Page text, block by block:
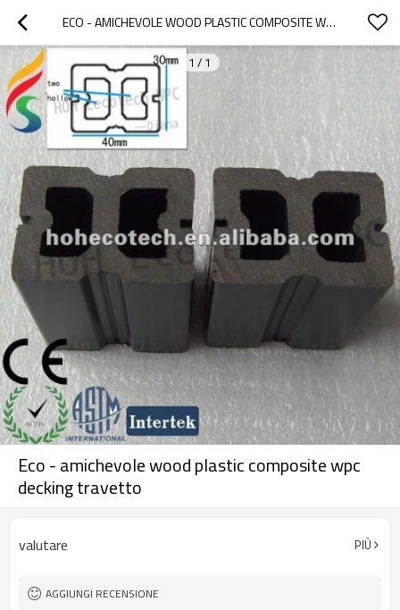
ECO - AMICHEVOLE WOOD PLASTIC COMPOSITE WPC DECKING TRAVETTO
1 / 1
Eco - amichevole wood plastic composite wpc
decking travetto
valutare PIÙ
AGGIUNGI RECENSIONE